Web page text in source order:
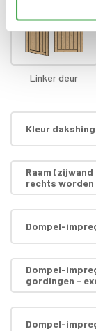
Linker deur
Kleur
Raam
rechts
Dompel-
Dompel-
gordingen -
Dompel-